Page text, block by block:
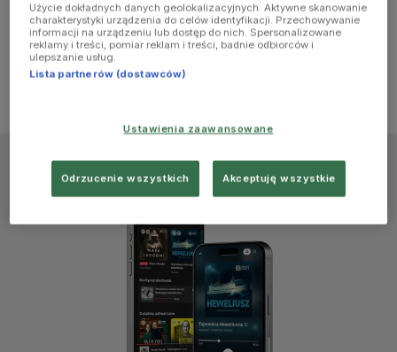
more
information)
Użycie dokładnych danych geolokalizacyjnych. Aktywne skanowanie
charakterystyki urządzenia do celów identyfikacji. Przechowywanie
informacji na urządzeniu lub dostęp do nich. Spersonalizowane
reklamy i treści, pomiar reklam i treści, badnie odbiorców i
ulepszanie usług.
Lista partnerów (dostawców)
Ustawienia zaawansowane
Odrzucenie wszystkich Akceptuję wszystkie